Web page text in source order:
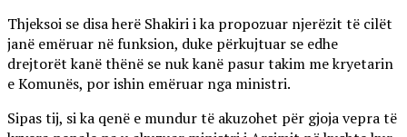
Thjeksoi se disa herë Shakiri i ka propozuar njerëzit të cilët
janë emëruar në funksion, duke përkujtuar se edhe
drejtorët kanë thënë se nuk kanë pasur takim me kryetarin
e Komunës, por ishin emëruar nga ministri.
Sipas tij, si ka qenë e mundur të akuzohet për gjoja vepra të